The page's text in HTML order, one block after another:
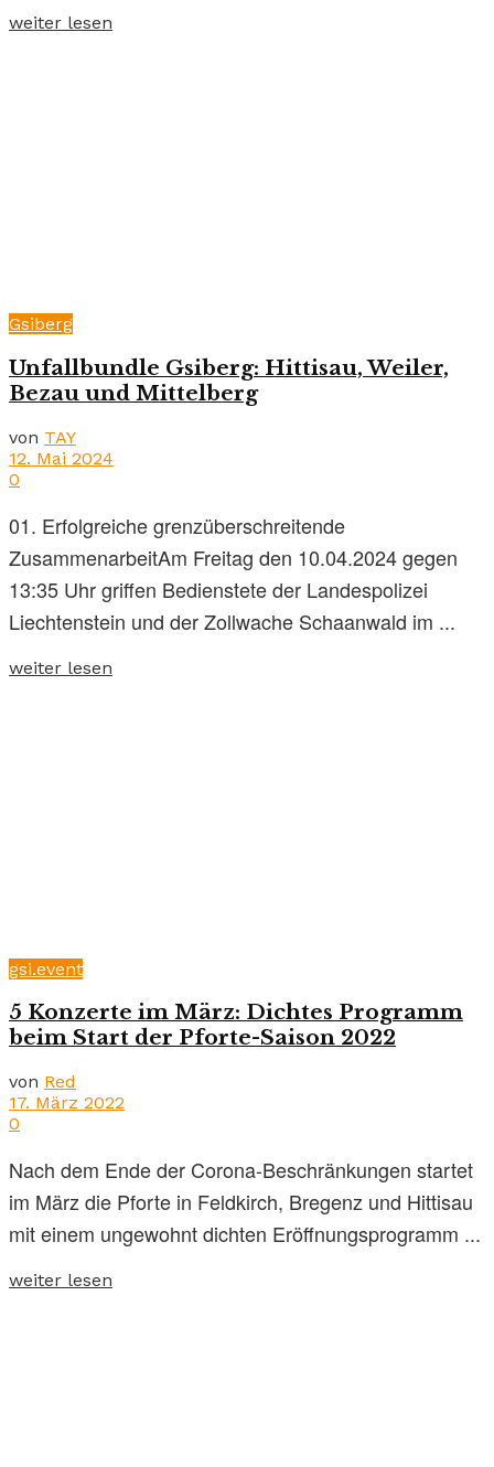
weiter lesen
Gsiberg
Unfallbundle Gsiberg: Hittisau, Weiler,
Bezau und Mittelberg
von TAY
12. Mai 2024
0
01. Erfolgreiche grenzüberschreitende
ZusammenarbeitAm Freitag den 10.04.2024 gegen
13:35 Uhr griffen Bedienstete der Landespolizei
Liechtenstein und der Zollwache Schaanwald im ...
weiter lesen
gsi.event
5 Konzerte im März: Dichtes Programm
beim Start der Pforte-Saison 2022
von Red
17. März 2022
0
Nach dem Ende der Corona-Beschränkungen startet
im März die Pforte in Feldkirch, Bregenz und Hittisau
mit einem ungewohnt dichten Eröffnungsprogramm ...
weiter lesen